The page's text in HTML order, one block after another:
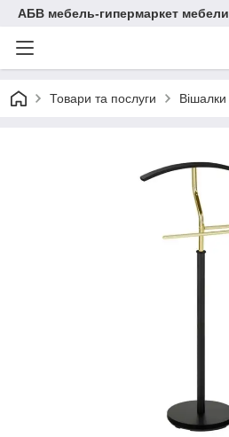
АБВ мебель-гипермаркет мебели
Товари та послуги Вішалки